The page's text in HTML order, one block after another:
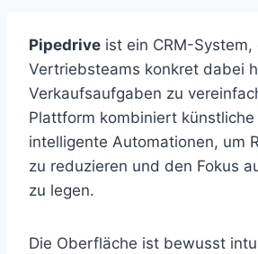
Pipedrive ist ein CRM-System,
Vertriebsteams konkret dabei
Verkaufsaufgaben zu
Plattform kombiniert künstliche
intelligente Automationen, um
zu reduzieren und den Fokus
zu legen.
Die Oberfläche ist bewusst